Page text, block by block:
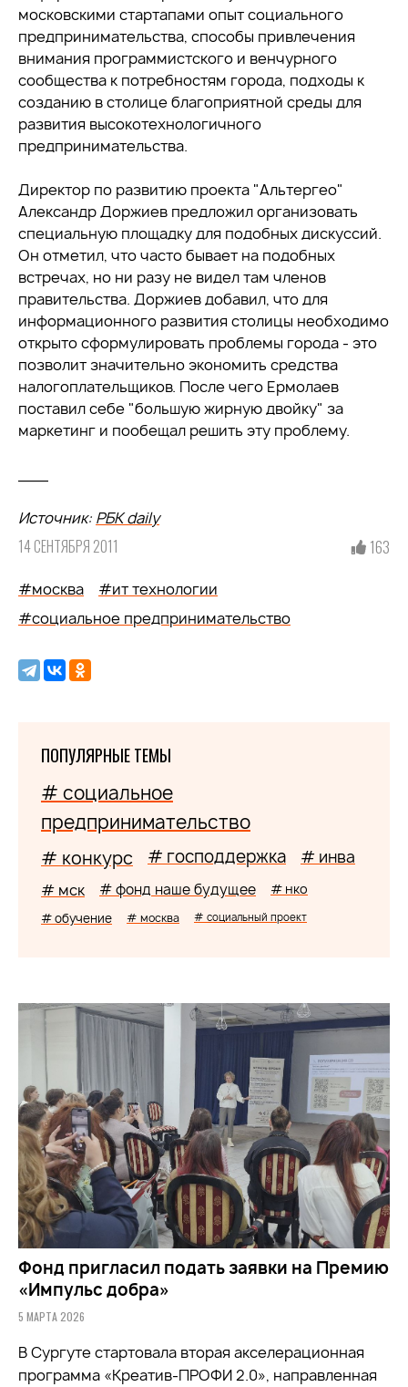
московскими стартапами опыт социального
предпринимательства, способы привлечения
внимания программистского и венчурного
сообщества к потребностям города, подходы к
созданию в столице благоприятной среды для
развития высокотехнологичного
предпринимательства.
Директор по развитию проекта "Альтергео"
Александр Доржиев предложил организовать
специальную площадку для подобных дискуссий.
Он отметил, что часто бывает на подобных
встречах, но ни разу не видел там членов
правительства. Доржиев добавил, что для
информационного развития столицы необходимо
открыто сформулировать проблемы города - это
позволит значительно экономить средства
налогоплательщиков. После чего Ермолаев
поставил себе "большую жирную двойку" за
маркетинг и пообещал решить эту проблему.
Источник: РБК daily
14 СЕНТЯБРЯ 2011 163
#москва
#ит технологии
#социальное предпринимательство
ПОПУЛЯРНЫЕ ТЕМЫ
# социальное
предпринимательство
# конкурс # господдержка # инва
# мск # фонд наше будущее # нко
# обучение # москва # социальный проект
Фонд пригласил подать заявки на Премию
«Импульс добра»
5 МАРТА 2026
В Сургуте стартовала вторая акселерационная
программа «Креатив-ПРОФИ 2.0», направленная